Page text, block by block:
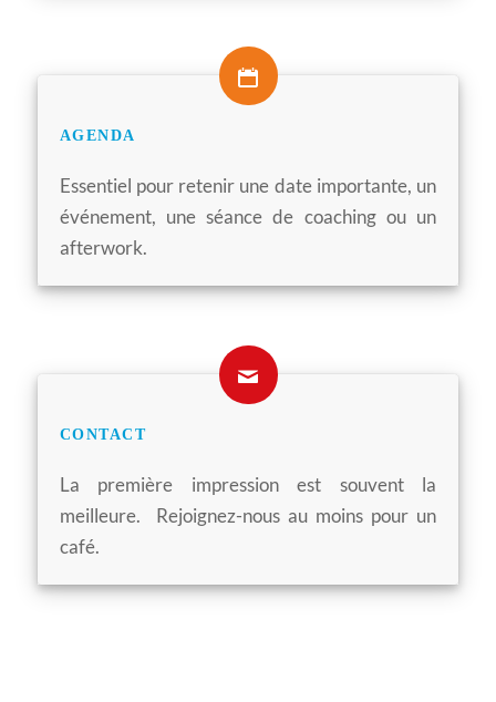
AGENDA
Essentiel pour retenir une date importante, un
événement, une séance de coaching ou un
afterwork.
CONTACT
La première impression est souvent la
meilleure. Rejoignez-nous au moins pour un
café.